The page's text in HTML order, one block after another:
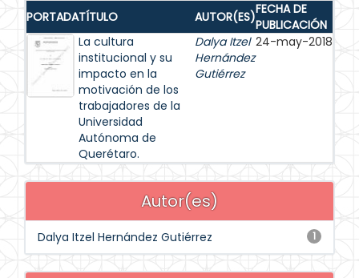
PORTADATÍTULO AUTOR(ES)FECHA DE
PUBLICACIÓN
La cultura
institucional y su
impacto en la
motivación de los
trabajadores de la
Universidad
Autónoma de
Querétaro.
Dalya Itzel
Hernández
Gutiérrez
24-may-2018
Autor(es)
1
Dalya Itzel Hernández Gutiérrez